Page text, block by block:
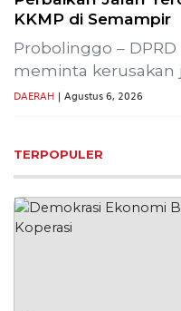
KKMP di Semampir
Probolinggo –
meminta kerusakan
DAERAH | Agustus 6, 2026
TERPOPULER